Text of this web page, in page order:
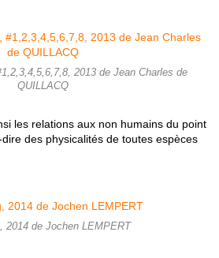
2013 de Jean Charles de
QUILLACQ
les relations aux non humains du point
des physicalités de toutes espèces
2014 de Jochen LEMPERT